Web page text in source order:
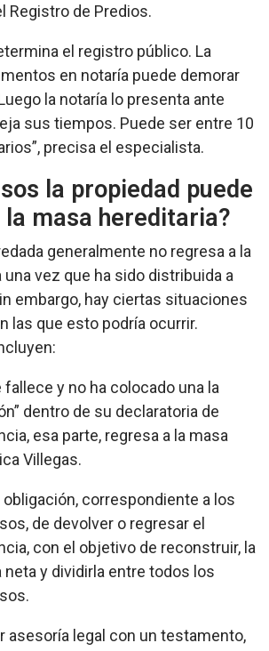
Registro de Predios.
el registro público. La
en notaría puede demorar
la notaría lo presenta ante
sus tiempos. Puede ser entre 10
precisa el especialista.
la propiedad puede
masa hereditaria?
generalmente no regresa a la
vez que ha sido distribuida a
embargo, hay ciertas situaciones
las que esto podría ocurrir.
fallece y no ha colocado una la
dentro de su declaratoria de
esa parte, regresa a la masa
Villegas.
obligación, correspondiente a los
de devolver o regresar el
con el objetivo de reconstruir, la
neta y dividirla entre todos los
asesoría legal con un testamento,